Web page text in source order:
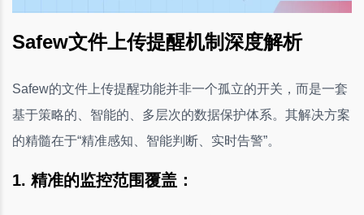
Safew文件上传提醒机制深度解析
Safew的文件上传提醒功能并非一个孤立的开关，而是一套
基于策略的、智能的、多层次的数据保护体系。其解决方案
的精髓在于“精准感知、智能判断、实时告警”。
1. 精准的监控范围覆盖：